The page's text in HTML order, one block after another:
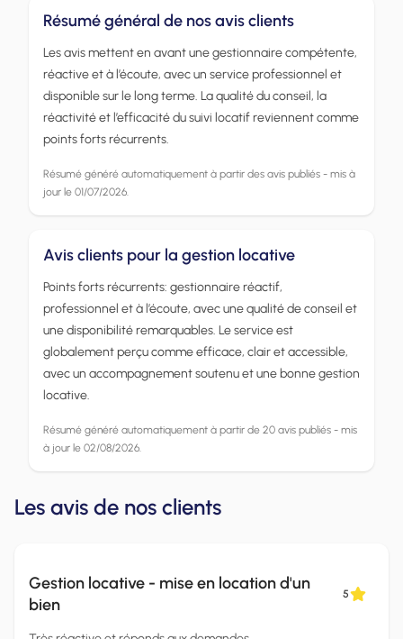
Résumé général de nos avis clients
Les avis mettent en avant une gestionnaire compétente,
réactive et à l’écoute, avec un service professionnel et
disponible sur le long terme. La qualité du conseil, la
réactivité et l’efficacité du suivi locatif reviennent comme
points forts récurrents.
Résumé généré automatiquement à partir des avis publiés - mis à
jour le 01/07/2026.
Avis clients pour la gestion locative
Points forts récurrents: gestionnaire réactif,
professionnel et à l’écoute, avec une qualité de conseil et
une disponibilité remarquables. Le service est
globalement perçu comme efficace, clair et accessible,
avec un accompagnement soutenu et une bonne gestion
locative.
Résumé généré automatiquement à partir de 20 avis publiés - mis
à jour le 02/08/2026.
Les avis de nos clients
Gestion locative - mise en location d'un
bien
5